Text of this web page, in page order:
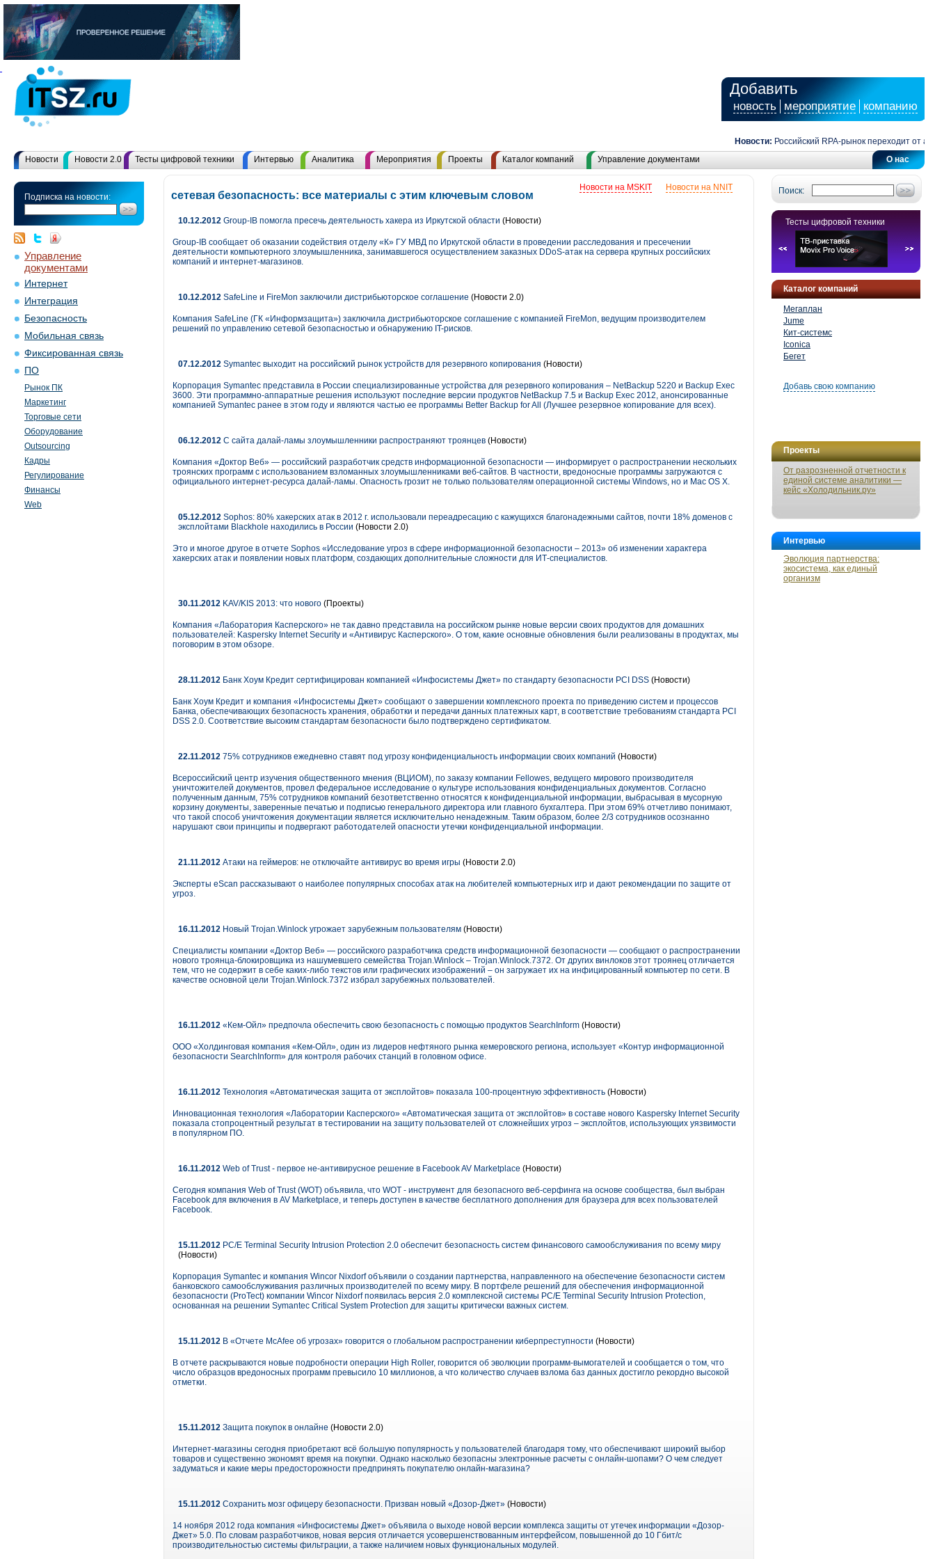
Добавить
новость мероприятие компанию
Новости: Российский RPA-рынок переходит от
О нас
Новости Новости 2.0 Тесты цифровой техники Интервью Аналитика Мероприятия Проекты Каталог компаний Управление документами
Подписка на новости:
Управление
документами
Интернет
Интеграция
Безопасность
Мобильная связь
Фиксированная связь
ПО
Рынок ПК
Маркетинг
Торговые сети
Оборудование
Outsourcing
Кадры
Регулирование
Финансы
Web
Поиск:
Тесты цифровой техники
Каталог компаний
Мегаплан
Jume
Кит-системс
Iconica
Бегет
Добавь свою компанию
Проекты
От разрозненной отчетности к
единой системе аналитики —
кейс «Холодильник.ру»
Интервью
Эволюция партнерства:
экосистема, как единый
организм
Новости на NNIT
Новости на MSKIT
сетевая безопасность: все материалы с этим ключевым словом
10.12.2012 Group-IB помогла пресечь деятельность хакера из Иркутской области (Новости)
Group-IB сообщает об оказании содействия отделу «К» ГУ МВД по Иркутской области в проведении расследования и пресечении
деятельности компьютерного злоумышленника, занимавшегося осуществлением заказных DDoS-атак на сервера крупных российских
компаний и интернет-магазинов.
10.12.2012 SafeLine и FireMon заключили дистрибьюторское соглашение (Новости 2.0)
Компания SafeLine (ГК «Информзащита») заключила дистрибьюторское соглашение с компанией FireMon, ведущим производителем
решений по управлению сетевой безопасностью и обнаружению IT-рисков.
07.12.2012 Symantec выходит на российский рынок устройств для резервного копирования (Новости)
Корпорация Symantec представила в России специализированные устройства для резервного копирования – NetBackup 5220 и Backup Exec
3600. Эти программно-аппаратные решения используют последние версии продуктов NetBackup 7.5 и Backup Exec 2012, анонсированные
компанией Symantec ранее в этом году и являются частью ее программы Better Backup for All (Лучшее резервное копирование для всех).
06.12.2012 С сайта далай-ламы злоумышленники распространяют троянцев (Новости)
Компания «Доктор Веб» — российский разработчик средств информационной безопасности — информирует о распространении нескольких
троянских программ с использованием взломанных злоумышленниками веб-сайтов. В частности, вредоносные программы загружаются с
официального интернет-ресурса далай-ламы. Опасность грозит не только пользователям операционной системы Windows, но и Mac OS X.
05.12.2012 Sophos: 80% хакерских атак в 2012 г. использовали переадресацию с кажущихся благонадежными сайтов, почти 18% доменов с
эксплойтами Blackhole находились в России (Новости 2.0)
Это и многое другое в отчете Sophos «Исследование угроз в сфере информационной безопасности – 2013» об изменении характера
хакерских атак и появлении новых платформ, создающих дополнительные сложности для ИТ-специалистов.
30.11.2012 KAV/KIS 2013: что нового (Проекты)
Компания «Лаборатория Касперского» не так давно представила на российском рынке новые версии своих продуктов для домашних
пользователей: Kaspersky Internet Security и «Антивирус Касперского». О том, какие основные обновления были реализованы в продуктах, мы
поговорим в этом обзоре.
28.11.2012 Банк Хоум Кредит сертифицирован компанией «Инфосистемы Джет» по стандарту безопасности PCI DSS (Новости)
Банк Хоум Кредит и компания «Инфосистемы Джет» сообщают о завершении комплексного проекта по приведению систем и процессов
Банка, обеспечивающих безопасность хранения, обработки и передачи данных платежных карт, в соответствие требованиям стандарта PCI
DSS 2.0. Соответствие высоким стандартам безопасности было подтверждено сертификатом.
22.11.2012 75% сотрудников ежедневно ставят под угрозу конфиденциальность информации своих компаний (Новости)
Всероссийский центр изучения общественного мнения (ВЦИОМ), по заказу компании Fellowes, ведущего мирового производителя
уничтожителей документов, провел федеральное исследование о культуре использования конфиденциальных документов. Согласно
полученным данным, 75% сотрудников компаний безответственно относятся к конфиденциальной информации, выбрасывая в мусорную
корзину документы, заверенные печатью и подписью генерального директора или главного бухгалтера. При этом 69% отчетливо понимают,
что такой способ уничтожения документации является исключительно ненадежным. Таким образом, более 2/3 сотрудников осознанно
нарушают свои принципы и подвергают работодателей опасности утечки конфиденциальной информации.
21.11.2012 Атаки на геймеров: не отключайте антивирус во время игры (Новости 2.0)
Эксперты eScan рассказывают о наиболее популярных способах атак на любителей компьютерных игр и дают рекомендации по защите от
угроз.
16.11.2012 Новый Trojan.Winlock угрожает зарубежным пользователям (Новости)
Специалисты компании «Доктор Веб» — российского разработчика средств информационной безопасности — сообщают о распространении
нового троянца-блокировщика из нашумевшего семейства Trojan.Winlock – Trojan.Winlock.7372. От других винлоков этот троянец отличается
тем, что не содержит в себе каких-либо текстов или графических изображений – он загружает их на инфицированный компьютер по сети. В
качестве основной цели Trojan.Winlock.7372 избрал зарубежных пользователей.
16.11.2012 «Кем-Ойл» предпочла обеспечить свою безопасность с помощью продуктов SearchInform (Новости)
ООО «Холдинговая компания «Кем-Ойл», один из лидеров нефтяного рынка кемеровского региона, использует «Контур информационной
безопасности SearchInform» для контроля рабочих станций в головном офисе.
16.11.2012 Технология «Автоматическая защита от эксплойтов» показала 100-процентную эффективность (Новости)
Инновационная технология «Лаборатории Касперского» «Автоматическая защита от эксплойтов» в составе нового Kaspersky Internet Security
показала стопроцентный результат в тестировании на защиту пользователей от сложнейших угроз – эксплойтов, использующих уязвимости
в популярном ПО.
16.11.2012 Web of Trust - первое не-антивирусное решение в Facebook AV Marketplace (Новости)
Сегодня компания Web of Trust (WOT) объявила, что WOT - инструмент для безопасного веб-серфинга на основе сообщества, был выбран
Facebook для включения в AV Marketplace, и теперь доступен в качестве бесплатного дополнения для браузера для всех пользователей
Facebook.
15.11.2012 PC/E Terminal Security Intrusion Protection 2.0 обеспечит безопасность систем финансового самообслуживания по всему миру
(Новости)
Корпорация Symantec и компания Wincor Nixdorf объявили о создании партнерства, направленного на обеспечение безопасности систем
банковского самообслуживания различных производителей по всему миру. В портфеле решений для обеспечения информационной
безопасности (ProTect) компании Wincor Nixdorf появилась версия 2.0 комплексной системы PC/E Terminal Security Intrusion Protection,
основанная на решении Symantec Critical System Protection для защиты критически важных систем.
15.11.2012 В «Отчете McAfee об угрозах» говорится о глобальном распространении киберпреступности (Новости)
В отчете раскрываются новые подробности операции High Roller, говорится об эволюции программ-вымогателей и сообщается о том, что
число образцов вредоносных программ превысило 10 миллионов, а что количество случаев взлома баз данных достигло рекордно высокой
отметки.
15.11.2012 Защита покупок в онлайне (Новости 2.0)
Интернет-магазины сегодня приобретают всё большую популярность у пользователей благодаря тому, что обеспечивают широкий выбор
товаров и существенно экономят время на покупки. Однако насколько безопасны электронные расчеты с онлайн-шопами? О чем следует
задуматься и какие меры предосторожности предпринять покупателю онлайн-магазина?
15.11.2012 Сохранить мозг офицеру безопасности. Призван новый «Дозор-Джет» (Новости)
14 ноября 2012 года компания «Инфосистемы Джет» объявила о выходе новой версии комплекса защиты от утечек информации «Дозор-
Джет» 5.0. По словам разработчиков, новая версия отличается усовершенствованным интерфейсом, повышенной до 10 Гбит/с
производительностью системы фильтрации, а также наличием новых функциональных модулей.